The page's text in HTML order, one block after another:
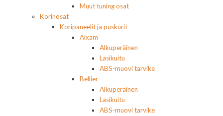
Muut tuning osat
Korinosat
Koripaneelit ja puskurit
Aixam
Alkuperäinen
Lasikuitu
ABS-muovi tarvike
Bellier
Alkuperäinen
Lasikuitu
ABS-muovi tarvike